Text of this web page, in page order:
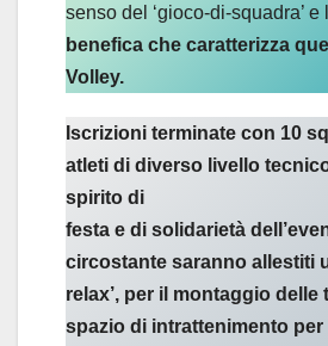
senso del ‘gioco-di-squadra’ e
benefica che caratterizza
Volley.
Iscrizioni terminate con 10
atleti di diverso livello
spirito di
festa e di solidarietà
circostante saranno allestiti
relax’, per il montaggio delle
spazio di intrattenimento per